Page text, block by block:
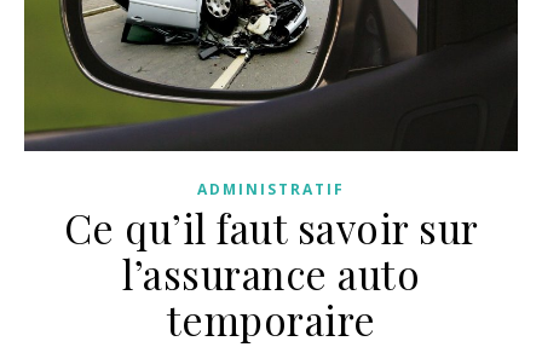
ADMINISTRATIF
Ce qu’il faut savoir sur
l’assurance auto
temporaire